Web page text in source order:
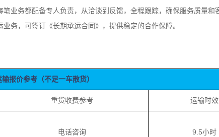
业务都配备专人负责，从洽谈到反馈，全程跟踪，确保服务质量和
务，可签订《长期承运合同》，提供稳定的合作保障。
报价参考（不足一车散货）
重货收费参考 运输时效
电话咨询 9.5小时